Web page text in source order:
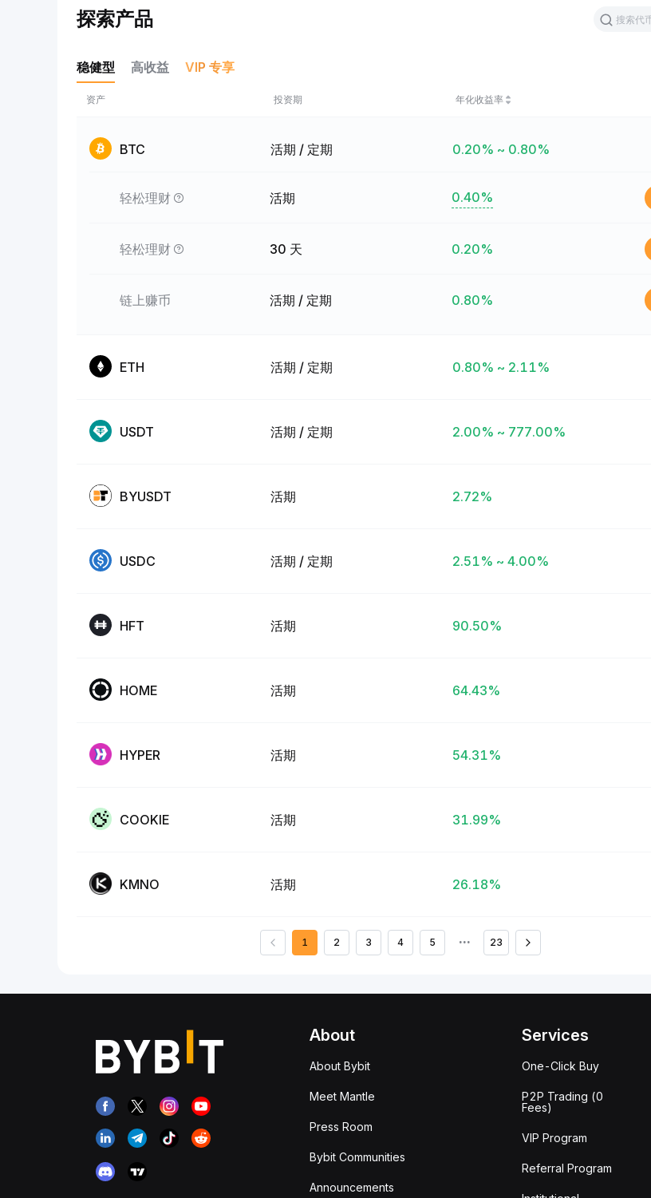
探索产品
稳健型 高收益 VIP 专享
资产 投资期 年化收益率
BTC 活期 / 定期 0.20% ~ 0.80%
轻松理财 活期 0.40%
轻松理财 30 天 0.20%
链上赚币 活期 / 定期 0.80%
ETH 活期 / 定期 0.80% ~ 2.11%
USDT 活期 / 定期 2.00% ~ 777.00%
BYUSDT 活期 2.72%
USDC 活期 / 定期 2.51% ~ 4.00%
HFT 活期 90.50%
HOME 活期 64.43%
HYPER 活期 54.31%
COOKIE 活期 31.99%
KMNO 活期 26.18%
1 2 3 4 5 ••• 23
About
About Bybit
Meet Mantle
Press Room
Bybit Communities
Announcements
Services
One-Click Buy
P2P Trading (0
Fees)
VIP Program
Referral Program